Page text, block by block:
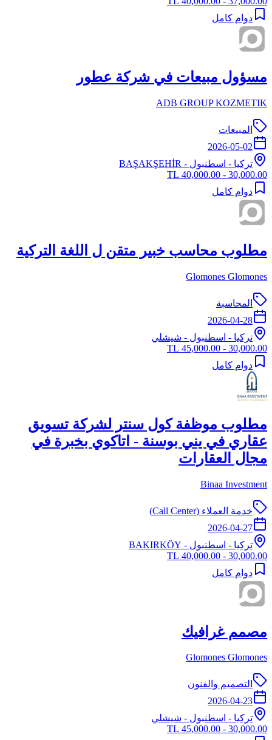
دوام كامل
مسؤول مبيعات في شركة عطور
ADB GROUP KOZMETIK
المبيعات
2026-05-02
تركيا - اسطنبول - BAŞAKŞEHİR
30,000.00 - 40,000.00 TL
دوام كامل
مطلوب محاسب خبير متقن ل اللغة التركية
Glomones Glomones
المحاسبة
2026-04-28
تركيا - اسطنبول - شيشلي
30,000.00 - 45,000.00 TL
دوام كامل
مطلوب موظفة كول سنتر لشركة تسويق
عقاري في يني بوسنة - اتاكوي بخبرة في
مجال العقارات
Binaa Investment
خدمة العملاء (Call Center)
2026-04-27
تركيا - اسطنبول - BAKIRKÖY
30,000.00 - 40,000.00 TL
دوام كامل
مصمم غرافيك
Glomones Glomones
التصميم والفنون
2026-04-23
تركيا - اسطنبول - شيشلي
30,000.00 - 45,000.00 TL